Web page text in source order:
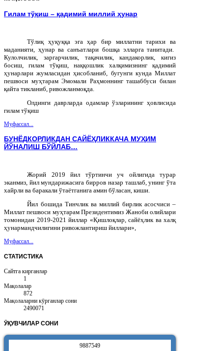
Гилам тўқиш – қадимий миллий ҳунар
Тўлиқ ҳуқуққа эга ҳар бир миллатни тарихи
ва
маданияти, ҳунар ва санъатлари бошқа элларга танитади.
Кулолчилик, заргарчилик, тақачилик, кандакорлик, кигиз
босиш, гилам тўқиш, наққошлик халқимизнинг қадимий
ҳунарлари жумласидан ҳисобланиб, бугунги кунда Миллат
пешвоси муҳтарам Эмомали Раҳмоннинг ташаббуси билан
қайта тикланиб, ривожланмоқда.
Олдинги даврларда одамлар ўзларининг ҳовлисида
гилам тўқиш
Муфассал...
БУНЁДКОРЛИКДАН САЙЁҲЛИККАЧА МУҲИМ
ЙЎНАЛИШ БЎЙЛАБ…
Жорий 2019 йил тўртинчи уч ойлигида турар
эканмиз, йил мундарижасига бирров назар ташлаб, унинг ўта
хайрли ва баракали ўтаётганига амин бўласан, киши.
Йил бошида Тинчлик ва миллий бирлик асосчиси –
Миллат пешвоси муҳтарам Президентимиз Жаноби олийлари
томонидан 2019-2021 йиллар «Қишлоқлар, сайёҳлик ва халқ
ҳунармандчилигини ривожлантириш йиллари»,
Муфассал...
СТАТИСТИКА
Сайтга кирганлар
1
Мақолалар
872
Мақолаларни кӯрганлар сони
2490071
ӮҚУВЧИЛАР СОНИ
9887549